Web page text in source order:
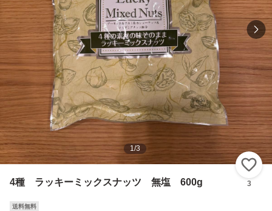
1/3
4種 ラッキーミックスナッツ 無塩 600g 3
送料無料